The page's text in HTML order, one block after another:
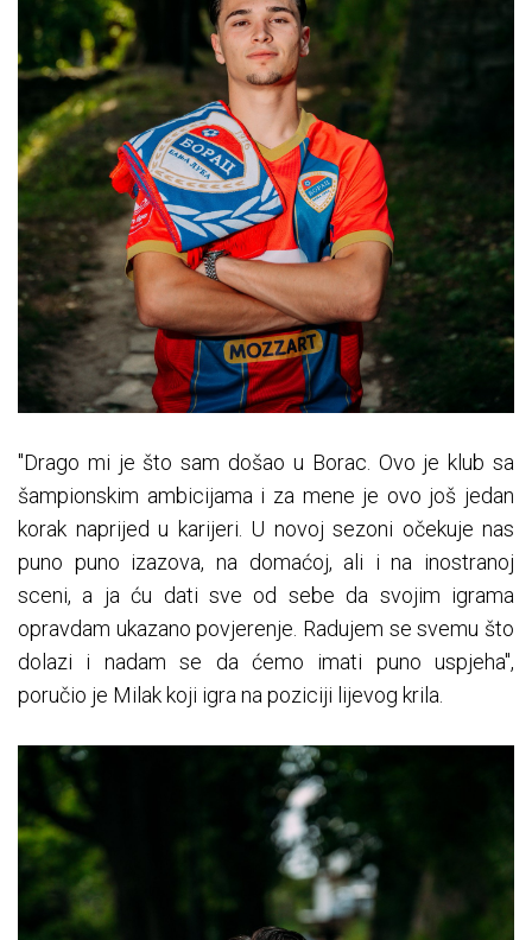
"Drago mi je što sam došao u Borac. Ovo je klub sa
šampionskim ambicijama i za mene je ovo još jedan
korak naprijed u karijeri. U novoj sezoni očekuje nas
puno puno izazova, na domaćoj, ali i na inostranoj
sceni, a ja ću dati sve od sebe da svojim igrama
opravdam ukazano povjerenje. Radujem se svemu što
dolazi i nadam se da ćemo imati puno uspjeha",
poručio je Milak koji igra na poziciji lijevog krila.